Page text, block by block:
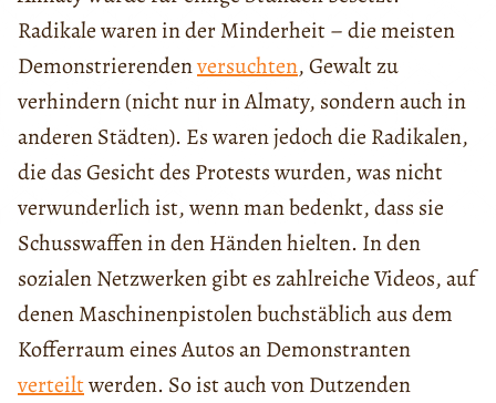
Radikale waren in der Minderheit – die meisten
Demonstrierendenversuchten, Gewalt zu
verhindern (nicht nur in Almaty, sondern auch in
anderen Städten). Es waren jedoch die Radikalen,
die das Gesicht des Protests wurden, was nicht
verwunderlich ist, wenn man bedenkt, dass sie
Schusswaffen in den Händen hielten. In den
sozialen Netzwerken gibt es zahlreiche Videos, auf
denen Maschinenpistolen buchstäblich aus dem
Kofferraum eines Autos an Demonstranten
verteiltwerden. So ist auch von Dutzenden